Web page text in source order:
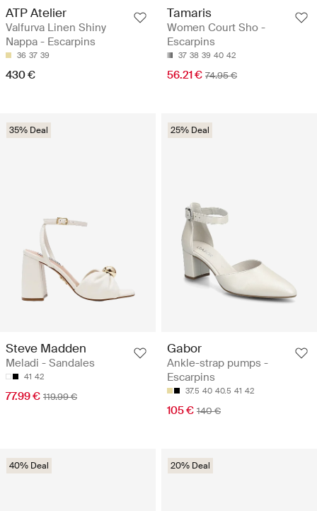
ATP Atelier
Valfurva Linen Shiny
Nappa - Escarpins
36 37 39
430 €
Tamaris
Women Court Sho -
Escarpins
37 38 39 40 42
56.21 € 74.95 €
35% Deal
Steve Madden
Meladi - Sandales
41 42
77.99 € 119.99 €
25% Deal
Gabor
Ankle-strap pumps -
Escarpins
37.5 40 40.5 41 42
105 € 140 €
40% Deal 20% Deal